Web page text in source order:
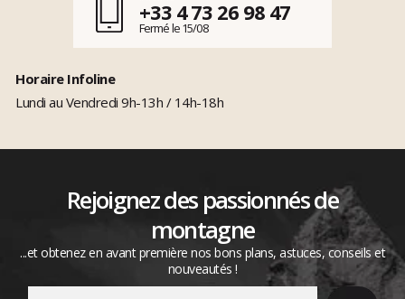
+33 4 73 26 98 47
Fermé le 15/08
Horaire Infoline
Lundi au Vendredi 9h-13h / 14h-18h
Rejoignez des passionnés de
montagne
...et obtenez en avant première nos bons plans, astuces, conseils et
nouveautés !